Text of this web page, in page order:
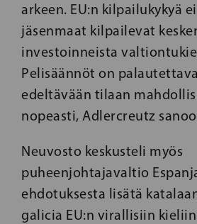
arkeen. EU:n kilpailukykyä
jäsenmaat kilpailevat
investoinneista
Pelisäännöt on
edeltävään tilaan
nopeasti, Adlercreutz
Neuvosto keskusteli myös
puheenjohtajavaltio
ehdotuksesta lisätä
galicia EU:n virallisiin